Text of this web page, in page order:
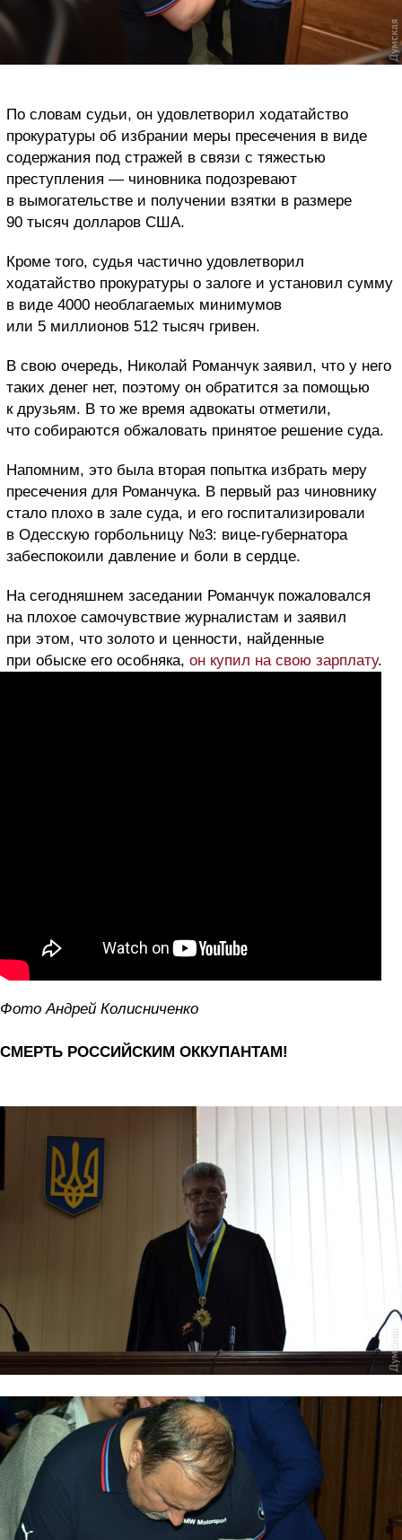
По словам судьи, он удовлетворил ходатайство
прокуратуры об избрании меры пресечения в виде
содержания под стражей в связи с тяжестью
преступления — чиновника подозревают
в вымогательстве и получении взятки в размере
90 тысяч долларов США.
Кроме того, судья частично удовлетворил
ходатайство прокуратуры о залоге и установил сумму
в виде 4000 необлагаемых минимумов
или 5 миллионов 512 тысяч гривен.
В свою очередь, Николай Романчук заявил, что у него
таких денег нет, поэтому он обратится за помощью
к друзьям. В то же время адвокаты отметили,
что собираются обжаловать принятое решение суда.
Напомним, это была вторая попытка избрать меру
пресечения для Романчука. В первый раз чиновнику
стало плохо в зале суда, и его госпитализировали
в Одесскую горбольницу №3: вице-губернатора
забеспокоили давление и боли в сердце.
На сегодняшнем заседании Романчук пожаловался
на плохое самочувствие журналистам и заявил
при этом, что золото и ценности, найденные
при обыске его особняка, он купил на свою зарплату.
Фото Андрей Колисниченко
СМЕРТЬ РОССИЙСКИМ ОККУПАНТАМ!